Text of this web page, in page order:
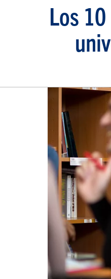
Los